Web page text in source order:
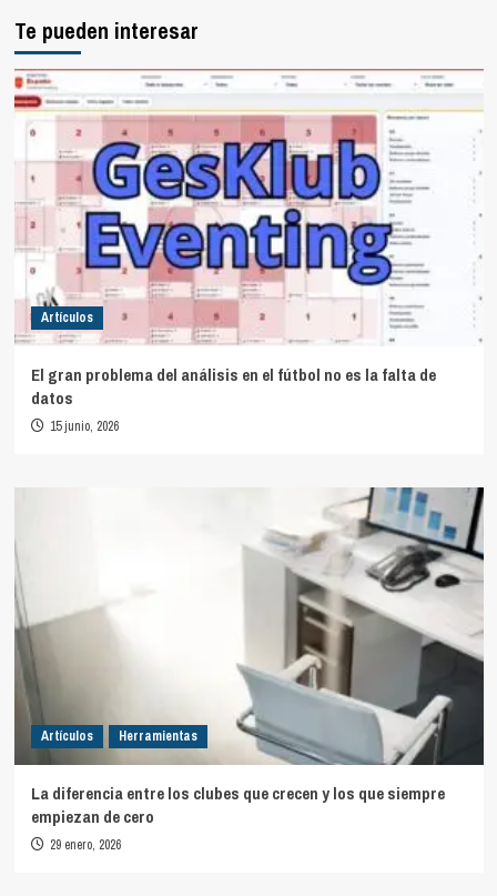
Te pueden interesar
Artículos
El gran problema del análisis en el fútbol no es la falta de
datos
15 junio, 2026
Artículos Herramientas
La diferencia entre los clubes que crecen y los que siempre
empiezan de cero
29 enero, 2026